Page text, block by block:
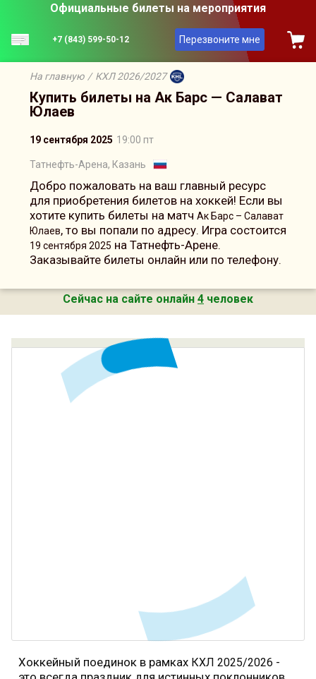
Официальные билеты на мероприятия
+7 (843) 599-50-12 Перезвоните мне
На главную / КХЛ 2026/2027
Купить билеты на Ак Барс — Салават
Юлаев
19 сентября 2025 19:00 пт
Татнефть-Арена, Казань
Добро пожаловать на ваш главный ресурс
для приобретения билетов на хоккей! Если вы
хотите купить билеты на матч Ак Барс – Салават
Юлаев, то вы попали по адресу. Игра состоится
19 сентября 2025 на Татнефть-Арене.
Заказывайте билеты онлайн или по телефону.
Сейчас на сайте онлайн 4 человек
Хоккейный поединок в рамках КХЛ 2025/2026 -